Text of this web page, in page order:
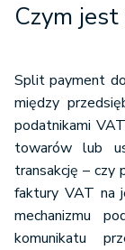
Czym
Split payment
między
podatnikami
towarów lub
transakcję – czy
faktury VAT na
mechanizmu
komunikatu